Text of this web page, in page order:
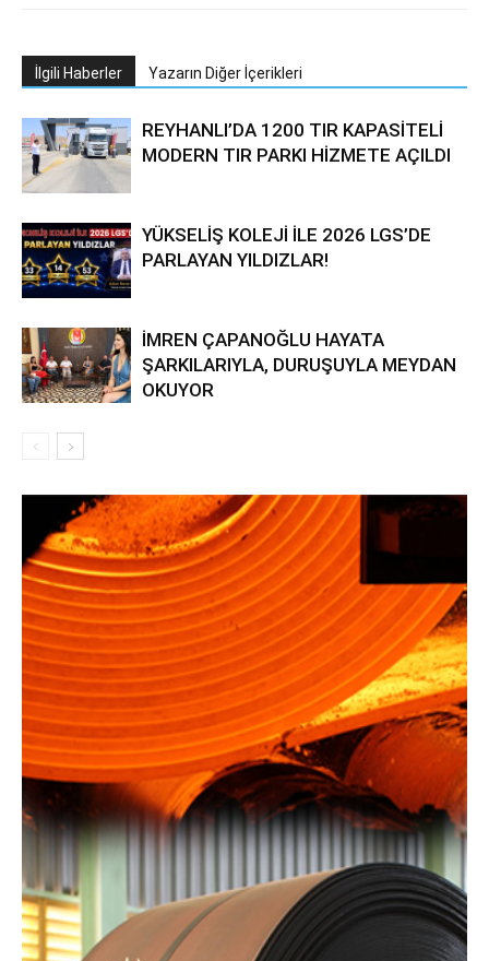
İlgili Haberler Yazarın Diğer İçerikleri
REYHANLI’DA 1200 TIR KAPASİTELİ
MODERN TIR PARKI HİZMETE AÇILDI
YÜKSELİŞ KOLEJİ İLE 2026 LGS’DE
PARLAYAN YILDIZLAR!
İMREN ÇAPANOĞLU HAYATA
ŞARKILARIYLA, DURUŞUYLA MEYDAN
OKUYOR